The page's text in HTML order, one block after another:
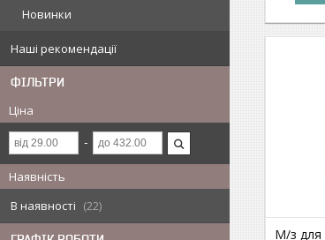
Новинки
Наші рекомендації
ФІЛЬТРИ
Ціна
Наявність
В наявності
22
М/з для